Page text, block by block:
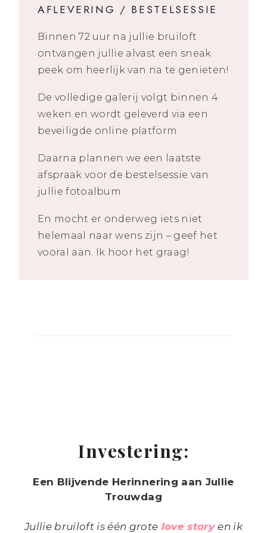
AFLEVERING / BESTELSESSIE
Binnen 72 uur na jullie bruiloft
ontvangen jullie alvast een sneak
peek om heerlijk van na te genieten!
De volledige galerij volgt binnen 4
weken en wordt geleverd via een
beveiligde online platform.
Daarna plannen we een laatste
afspraak voor de bestelsessie van
jullie fotoalbum.
En mocht er onderweg iets niet
helemaal naar wens zijn – geef het
vooral aan. Ik hoor het graag!
Investering:
Een Blijvende Herinnering aan Jullie
Trouwdag
Jullie bruiloft is één grote love storyen ik